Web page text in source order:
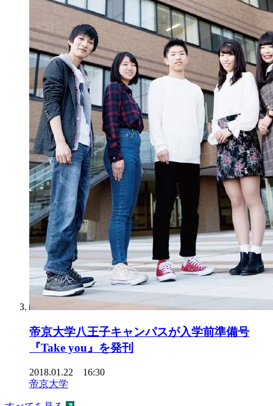
帝京大学八王子キャンパスが入学前準備号
『Take you』を発刊
2018.01.22 16:30
帝京大学